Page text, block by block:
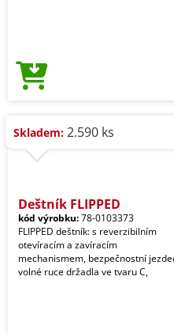
Skladem: 2.590 ks
Deštník FLIPPED
kód výrobku:78-0103373
FLIPPED deštník: s reverzibilním
otevíracím a zavíracím
mechanismem, bezpečnostní
volné ruce držadla ve tvaru C,